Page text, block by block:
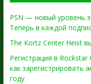
PSN — новый уровень
Теперь в каждой
The Kortz Center Heist
Регистрация в
как зарегистрировать
году